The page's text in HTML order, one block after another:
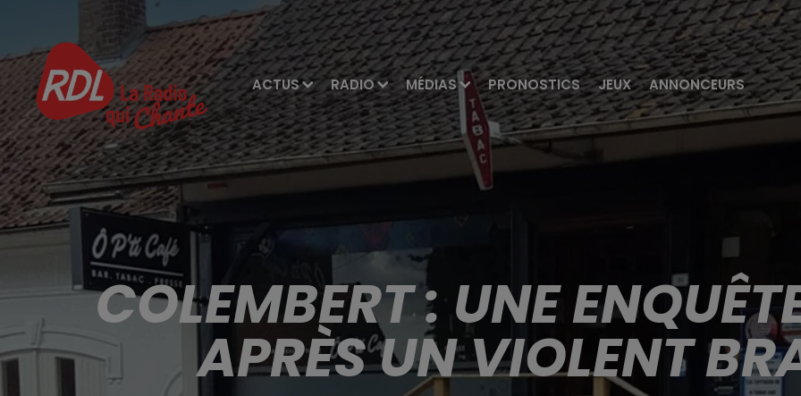
ACTUS RADIO MÉDIAS PRONOSTICS JEUX ANNONCEURS
COLEMBERT : UNE
APRÈS UN VIOLENT